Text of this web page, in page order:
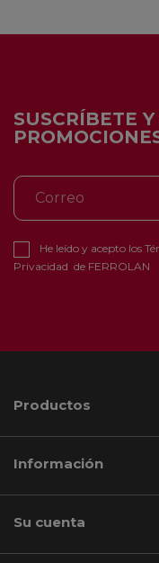
SUSCRÍBETE
He leído y acepto los
Privacidad de FERROLAN
Productos
Información
Su cuenta